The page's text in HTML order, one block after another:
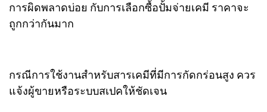
การผิดพลาดบ่อย กับการเลือกซื้อปั้มจ่ายเคมี ราคาจะ
ถูกกว่ากันมาก
กรณีการใช้งานสำหรับสารเคมีที่มีการกัดกร่อนสูง ควร
แจ้งผู้ขายหรือระบบสเปคให้ชัดเจน